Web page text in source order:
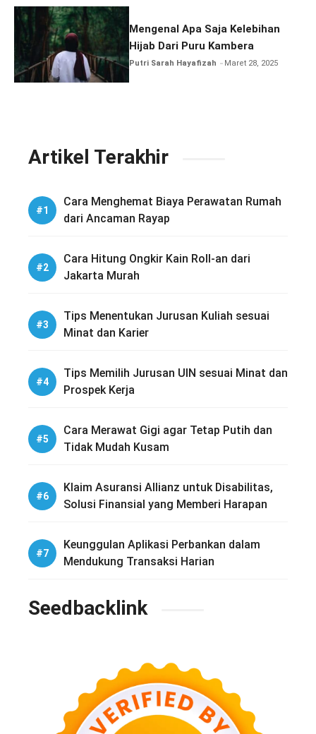
Mengenal Apa Saja Kelebihan
Hijab Dari Puru Kambera
Putri Sarah Hayafizah Maret 28, 2025
Artikel Terakhir
Cara Menghemat Biaya Perawatan Rumah
dari Ancaman Rayap
Cara Hitung Ongkir Kain Roll-an dari
Jakarta Murah
Tips Menentukan Jurusan Kuliah sesuai
Minat dan Karier
Tips Memilih Jurusan UIN sesuai Minat dan
Prospek Kerja
Cara Merawat Gigi agar Tetap Putih dan
Tidak Mudah Kusam
Klaim Asuransi Allianz untuk Disabilitas,
Solusi Finansial yang Memberi Harapan
Keunggulan Aplikasi Perbankan dalam
Mendukung Transaksi Harian
Seedbacklink